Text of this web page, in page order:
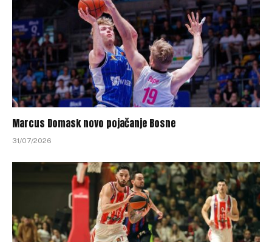
Marcus Domask novo pojačanje Bosne
31/07/2026